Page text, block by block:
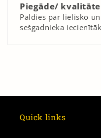
Piegāde/ kvalitāte
Paldies par lielisko
sešgadnieka
Quick links